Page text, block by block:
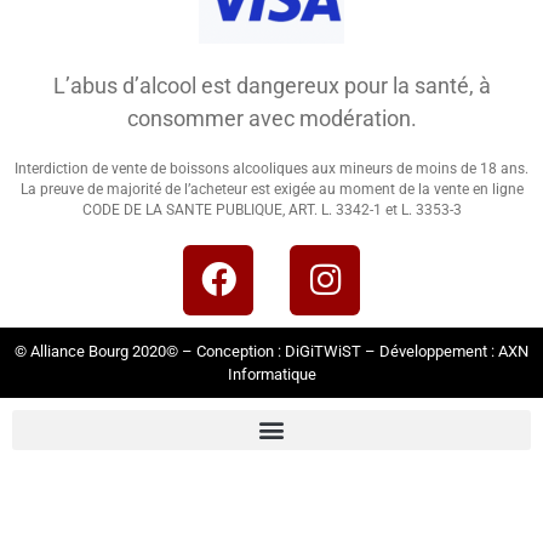
L’abus d’alcool est dangereux pour la santé, à
consommer avec modération.
Interdiction de vente de boissons alcooliques aux mineurs de moins de 18 ans.
La preuve de majorité de l’acheteur est exigée au moment de la vente en ligne
CODE DE LA SANTE PUBLIQUE, ART. L. 3342-1 et L. 3353-3
© Alliance Bourg 2020© – Conception : DiGiTWiST – Développement : AXN
Informatique